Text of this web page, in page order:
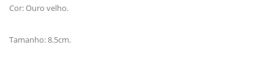
Cor: Ouro velho.
Tamanho: 8.5cm.